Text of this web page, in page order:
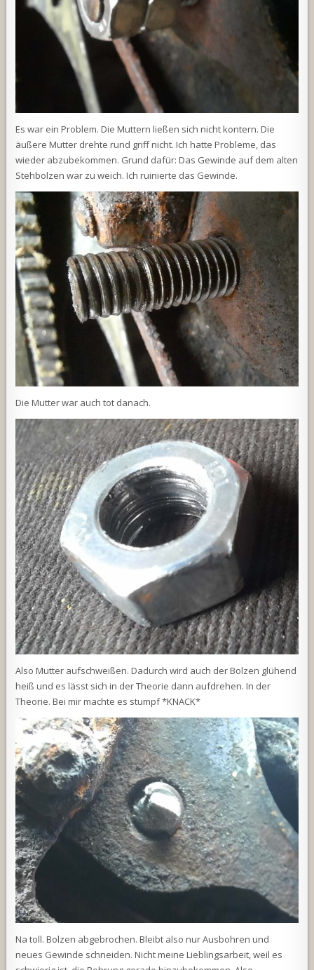
Es war ein Problem. Die Muttern ließen sich nicht kontern. Die
äußere Mutter drehte rund griff nicht. Ich hatte Probleme, das
wieder abzubekommen. Grund dafür: Das Gewinde auf dem alten
Stehbolzen war zu weich. Ich ruinierte das Gewinde.
Die Mutter war auch tot danach.
Also Mutter aufschweißen. Dadurch wird auch der Bolzen glühend
heiß und es lässt sich in der Theorie dann aufdrehen. In der
Theorie. Bei mir machte es stumpf *KNACK*
Na toll. Bolzen abgebrochen. Bleibt also nur Ausbohren und
neues Gewinde schneiden. Nicht meine Lieblingsarbeit, weil es